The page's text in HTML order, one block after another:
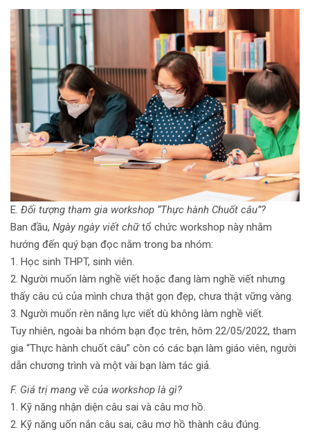
E. Đối tượng tham gia workshop “Thực hành Chuốt câu”?
Ban đầu, Ngày ngày viết chữtổ chức workshop này nhằm
hướng đến quý bạn đọc nằm trong ba nhóm:
1. Học sinh THPT, sinh viên.
2. Người muốn làm nghề viết hoặc đang làm nghề viết nhưng
thấy câu cú của mình chưa thật gọn đẹp, chưa thật vững vàng.
3. Người muốn rèn năng lực viết dù không làm nghề viết.
Tuy nhiên, ngoài ba nhóm bạn đọc trên, hôm 22/05/2022, tham
gia “Thực hành chuốt câu” còn có các bạn làm giáo viên, người
dẫn chương trình và một vài bạn làm tác giả.
F. Giá trị mang về của workshop là gì?
1. Kỹ năng nhận diện câu sai và câu mơ hồ.
2. Kỹ năng uốn nắn câu sai, câu mơ hồ thành câu đúng.